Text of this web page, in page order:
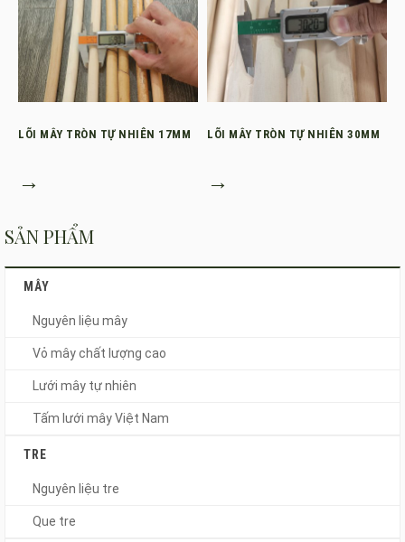
LÕI MÂY TRÒN TỰ NHIÊN 17MM
→
LÕI MÂY TRÒN TỰ NHIÊN 30MM
→
SẢN PHẨM
MÂY
Nguyên liệu mây
Vỏ mây chất lượng cao
Lưới mây tự nhiên
Tấm lưới mây Việt Nam
TRE
Nguyên liệu tre
Que tre